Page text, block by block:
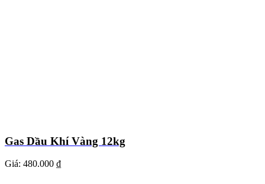
Gas Dầu Khí Vàng 12kg
Giá: 480.000 ₫